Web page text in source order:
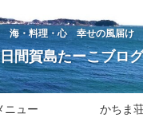
海・料理・心 幸せの風届け
日間賀島たーこブログ
ニュー かちま